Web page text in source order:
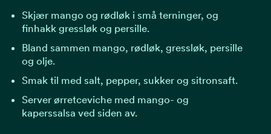
Skjær mango og rødløk i små terninger, og
finhakk gressløk og persille.
Bland sammen mango, rødløk, gressløk, persille
og olje.
Smak til med salt, pepper, sukker og sitronsaft.
Server ørretceviche med mango- og
kaperssalsa ved siden av.